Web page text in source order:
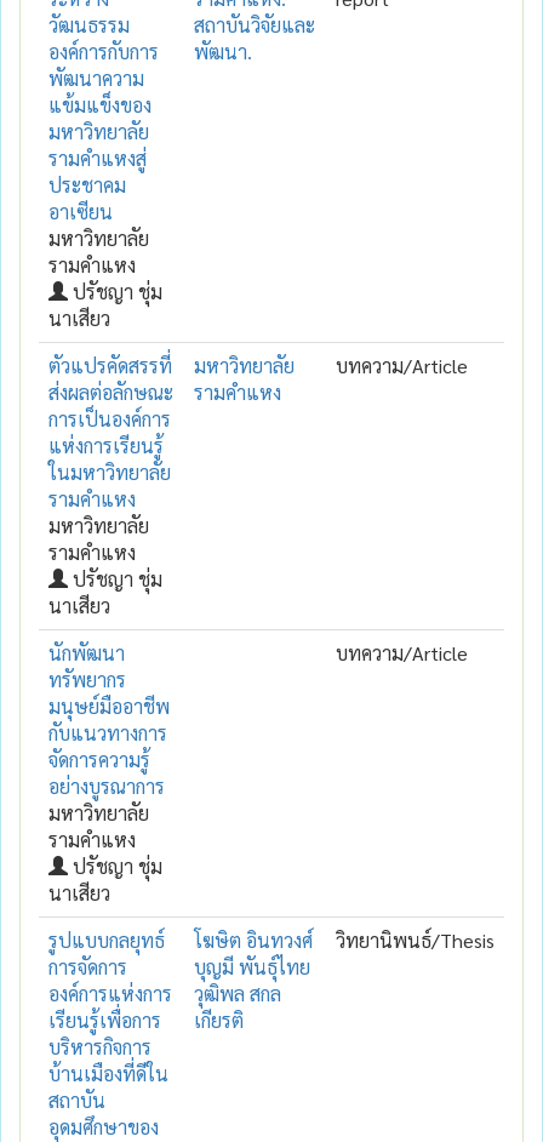
วัฒนธรรม
องค์การกับการ
พัฒนาความ
แข้มแข็งของ
มหาวิทยาลัย
รามคำแหงสู่
ประชาคม
อาเซียน
มหาวิทยาลัย
รามคำแหง
ปรัชญา ชุ่ม
นาเสียว
สถาบันวิจัยและ
พัฒนา.
ตัวแปรคัดสรรที่
ส่งผลต่อลักษณะ
การเป็นองค์การ
แห่งการเรียนรู้
ในมหาวิทยาลัย
รามคำแหง
มหาวิทยาลัย
รามคำแหง
ปรัชญา ชุ่ม
นาเสียว
มหาวิทยาลัย
รามคำแหง
บทความ/Article
นักพัฒนา
ทรัพยากร
มนุษย์มืออาชีพ
กับแนวทางการ
จัดการความรู้
อย่างบูรณาการ
มหาวิทยาลัย
รามคำแหง
ปรัชญา ชุ่ม
นาเสียว
บทความ/Article
รูปแบบกลยุทธ์
การจัดการ
องค์การแห่งการ
เรียนรู้เพื่อการ
บริหารกิจการ
บ้านเมืองที่ดีใน
สถาบัน
อุดมศึกษาของ
โฆษิต อินทวงศ์
บุญมี พันธุ์ไทย
วุฒิพล สกล
เกียรติ
วิทยานิพนธ์/Thesis